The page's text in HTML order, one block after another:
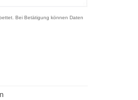
Bei Betätigung können Daten